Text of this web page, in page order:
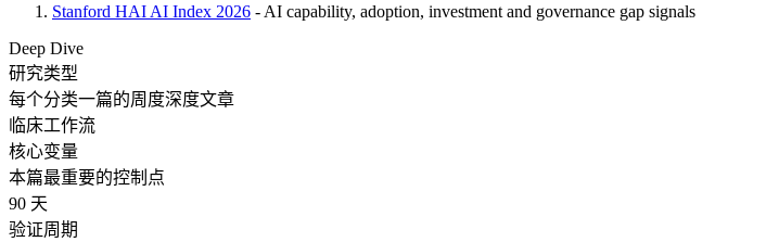
Stanford HAI AI Index 2026 - AI capability, adoption, investment and governance gap signals
Deep Dive
研究类型
每个分类一篇的周度深度文章
临床工作流
核心变量
本篇最重要的控制点
90 天
验证周期